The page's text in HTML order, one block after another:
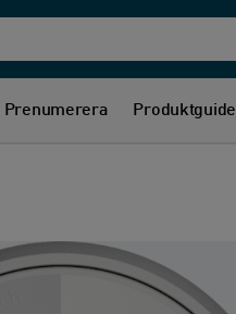
Prenumerera Produktguide